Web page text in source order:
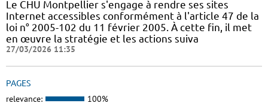
Le CHU Montpellier s'engage à rendre ses sites
Internet accessibles conformément à l'article 47 de la
loi n° 2005-102 du 11 février 2005. À cette fin, il met
en œuvre la stratégie et les actions suiva
27/03/2026 11:35
PAGES
relevance: 100%